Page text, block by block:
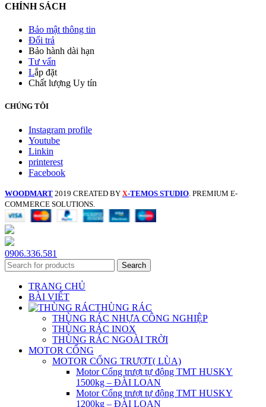
CHÍNH SÁCH
Bảo mật thông tin
Đổi trả
Bảo hành dài hạn
Tư vấn
Lắp đặt
Chất lượng Uy tín
CHÚNG TÔI
Instagram profile
Youtube
Linkin
printerest
Facebook
WOODMART 2019 CREATED BY X-TEMOS STUDIO . PREMIUM E-
COMMERCE SOLUTIONS.
0906.336.581
Search
TRANG CHỦ
BÀI VIẾT
THÙNG RÁC
THÙNG RÁC NHỰA CÔNG NGHIỆP
THÙNG RÁC INOX
THÙNG RÁC NGOÀI TRỜI
MOTOR CỔNG
MOTOR CỔNG TRƯỢT( LÙA)
Motor Cổng trượt tự động TMT HUSKY
1500kg – ĐÀI LOAN
Motor Cổng trượt tự động TMT HUSKY
1200kg – ĐÀI LOAN